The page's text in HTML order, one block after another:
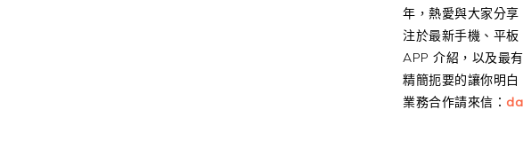
年，熱愛與大家分
注於最新手機、平
APP 介紹，以及最
精簡扼要的讓你明白
業務合作請來信：